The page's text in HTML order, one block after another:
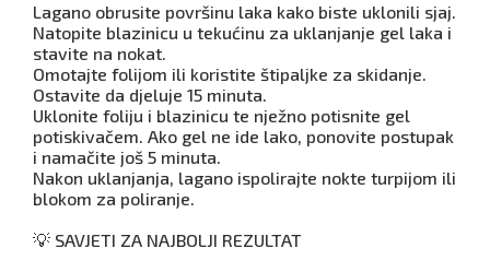
Lagano obrusite površinu laka kako biste uklonili sjaj.
Natopite blazinicu u tekućinu za uklanjanje gel laka i
stavite na nokat.
Omotajte folijom ili koristite štipaljke za skidanje.
Ostavite da djeluje 15 minuta.
Uklonite foliju i blazinicu te nježno potisnite gel
potiskivačem. Ako gel ne ide lako, ponovite postupak
i namačite još 5 minuta.
Nakon uklanjanja, lagano ispolirajte nokte turpijom ili
blokom za poliranje.
💡 SAVJETI ZA NAJBOLJI REZULTAT